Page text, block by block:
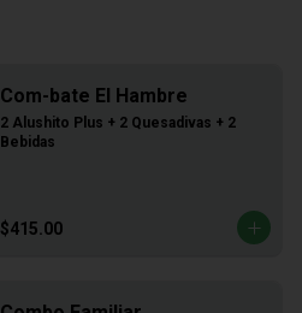
Com-bate El Hambre
2 Alushito Plus + 2 Quesadivas + 2
Bebidas
$415.00